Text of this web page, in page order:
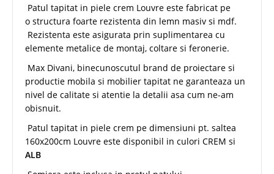
Patul tapitat in piele crem Louvre este fabricat pe
o structura foarte rezistenta din lemn masiv si mdf.
Rezistenta este asigurata prin suplimentarea cu
elemente metalice de montaj, coltare si feronerie.
Max Divani, binecunoscutul brand de proiectare si
productie mobila si mobilier tapitat ne garanteaza un
nivel de calitate si atentie la detalii asa cum ne-am
obisnuit.
Patul tapitat in piele crem pe dimensiuni pt. saltea
160x200cm Louvre este disponibil in culori CREM si
ALB